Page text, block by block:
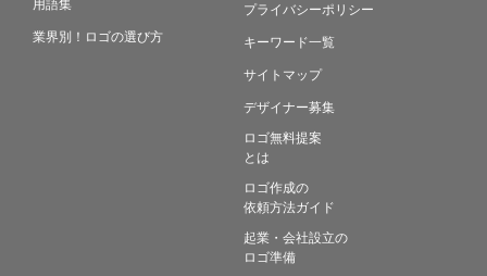
業界別！ロゴの選び方
プライバシーポリシー
キーワード一覧
サイトマップ
デザイナー募集
ロゴ無料提案
とは
ロゴ作成の
依頼方法ガイド
起業・会社設立の
ロゴ準備